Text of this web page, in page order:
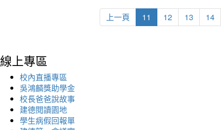
上一頁 11 12 13 14
線上專區
校內直播專區
吳鴻麟獎助學金
校長爸爸說故事
建德閱讀園地
學生病假回報單